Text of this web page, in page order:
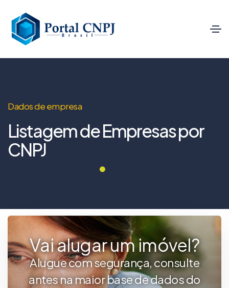
Dados de empresa
Listagem de Empresas por
CNPJ
Vai alugar um imóvel?
Alugue com segurança, consulte
antes na maior base de dados do